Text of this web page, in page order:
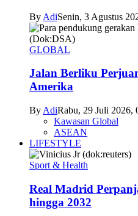
By AdiSenin, 3 Agustus
GLOBAL
Jalan Berliku
Amerika
By AdiRabu, 29 Juli 2026,
Kawasan Global
ASEAN
LIFESTYLE
Sport & Health
Real Madrid
hingga 2032